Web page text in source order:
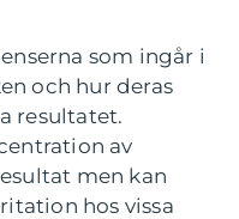
som ingår i
och hur deras
resultatet.
av
men kan
hos vissa